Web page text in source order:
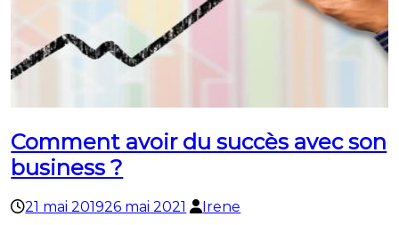
Comment avoir du succès avec son
business ?
21 mai 201926 mai 2021
Irene